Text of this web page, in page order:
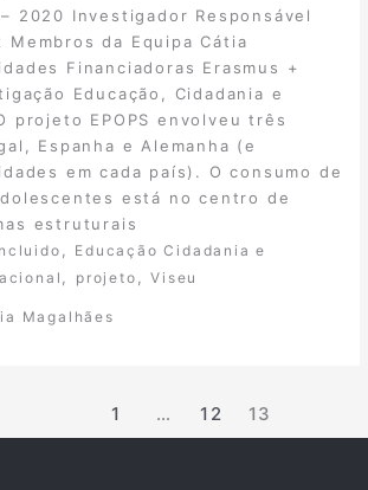
2020 Investigador Responsável
Membros da Equipa Cátia
Financiadoras Erasmus +
Educação, Cidadania e
projeto EPOPS envolveu três
Espanha e Alemanha (e
em cada país). O consumo de
está no centro de
estruturais
Educação Cidadania e
projeto ,Viseu
Magalhães
1 … 12 13